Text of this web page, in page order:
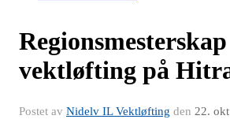
vektløfting på
Postet av Nidelv IL Vektløfting den 22.